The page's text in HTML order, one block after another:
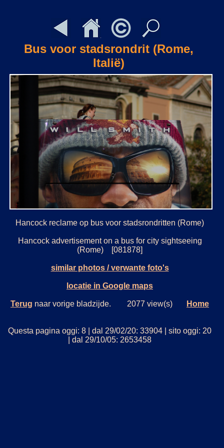
Bus voor stadsrondrit (Rome,
Italië)
Hancock reclame op bus voor stadsrondritten (Rome)
Hancock advertisement on a bus for city sightseeing
(Rome) [081878]
similar photos / verwante foto's
locatie in Google maps
Terug naar vorige bladzijde. 2077 view(s) Home
Questa pagina oggi: 8 | dal 29/02/20: 33904 | sito oggi: 20
| dal 29/10/05: 2653458